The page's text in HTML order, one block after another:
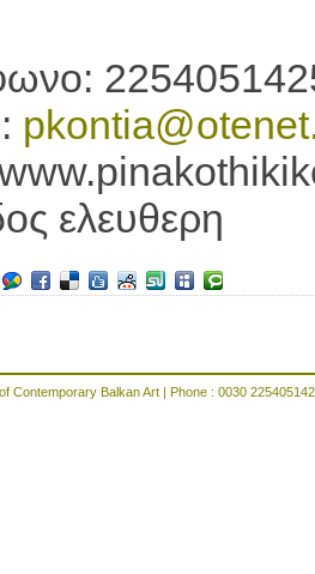
ελευθερη
Contemporary Balkan Art | Phone : 0030